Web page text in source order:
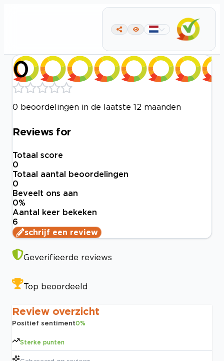
0
0 beoordelingen in de laatste 12 maanden
Reviews for
Totaal score
0
Totaal aantal beoordelingen
0
Beveelt ons aan
0%
Aantal keer bekeken
6
schrijf een review
Geverifieerde reviews
Top beoordeeld
Review overzicht
Positief sentiment0%
Sterke punten